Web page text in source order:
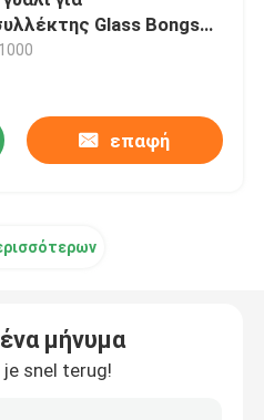
Glass Bongs
Ice Catcher
επαφή
μήνυμα
je snel terug!